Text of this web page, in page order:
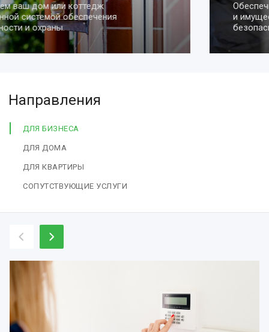
Обеспечим сохранность вашей квартиры
и имущества с помощью умных систем
безопасности.
Направления
ДЛЯ БИЗНЕСА
ДЛЯ ДОМА
ДЛЯ КВАРТИРЫ
СОПУТСТВУЮЩИЕ УСЛУГИ